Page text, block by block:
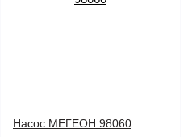
Насос МЕГЕОН 98060